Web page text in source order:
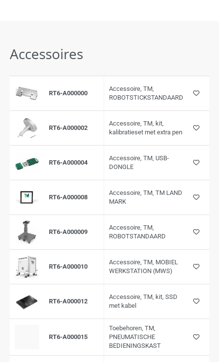
Accessoires
RT6-A000000
Accessoire, TM,
ROBOTSTICKSTANDAARD
RT6-A000002
Accessoire, TM, kit,
kalibratieset met extra pen
RT6-A000004
Accessoire, TM, USB-
DONGLE
RT6-A000008
Accessoire, TM, TM LAND
MARK
RT6-A000009
Accessoire, TM,
ROBOTSTANDAARD
RT6-A000010
Accessoire, TM, MOBIEL
WERKSTATION (MWS)
RT6-A000012
Accessoire, TM, kit, SSD
met kabel
RT6-A000015
Toebehoren, TM,
PNEUMATISCHE
BEDIENINGSKAST